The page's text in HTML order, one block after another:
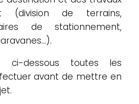
(division de terrains,
de stationnement,
ci-dessous toutes les
avant de mettre en